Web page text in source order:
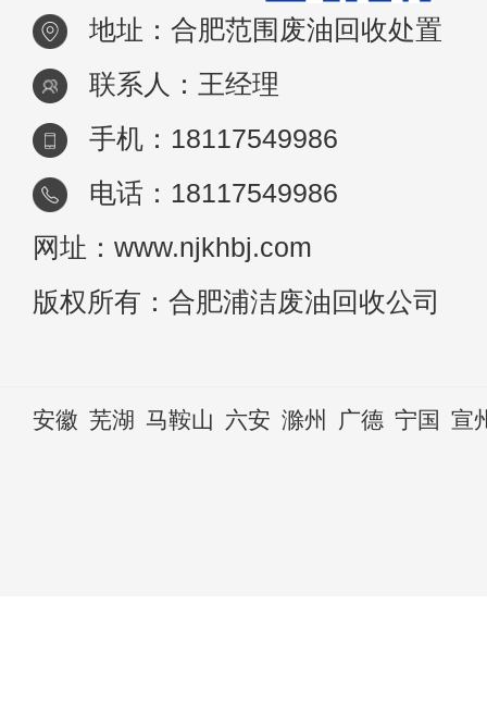
地址：合肥范围废油回收处置
联系人：王经理
手机：18117549986
电话：18117549986
网址：www.njkhbj.com
版权所有：合肥浦洁废油回收公司
安徽 芜湖 马鞍山 六安 滁州 广德 宁国 宣